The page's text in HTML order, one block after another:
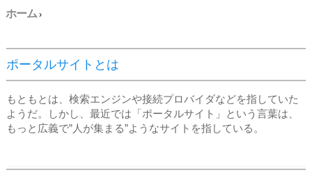
ホーム›
ポータルサイトとは
もともとは、検索エンジンや接続プロバイダなどを指していた
ようだ。しかし、最近では「ポータルサイト」という言葉は、
もっと広義で”人が集まる”ようなサイトを指している。